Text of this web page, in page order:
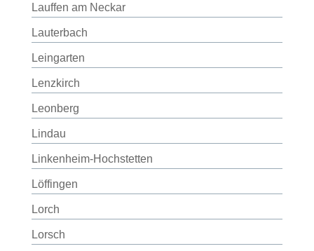
Lauffen am Neckar
Lauterbach
Leingarten
Lenzkirch
Leonberg
Lindau
Linkenheim-Hochstetten
Löffingen
Lorch
Lorsch